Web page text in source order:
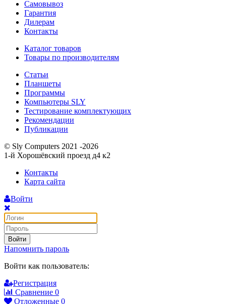
Самовывоз
Гарантия
Дилерам
Контакты
Каталог товаров
Товары по производителям
Статьи
Планшеты
Программы
Компьютеры SLY
Тестирование комплектующих
Рекомендации
Публикации
© Sly Computers 2021 -2026
1-й Хорошёвский проезд д4 к2
Контакты
Карта сайта
Войти
Войти
Напомнить пароль
Войти как пользователь:
Регистрация
Сравнение 0
Отложенные 0